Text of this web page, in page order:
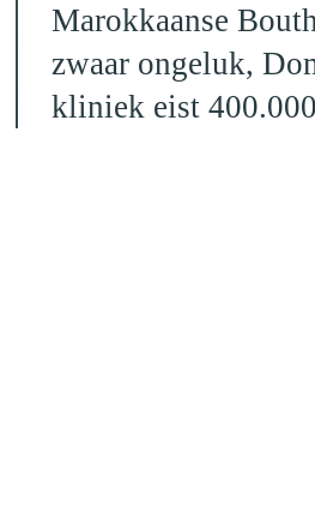
Marokkaanse
zwaar ongeluk,
kliniek eist